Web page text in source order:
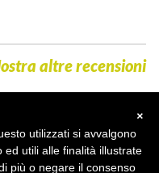
altre recensioni
×
utilizzati si avvalgono
ed utili alle finalità illustrate
più o negare il consenso